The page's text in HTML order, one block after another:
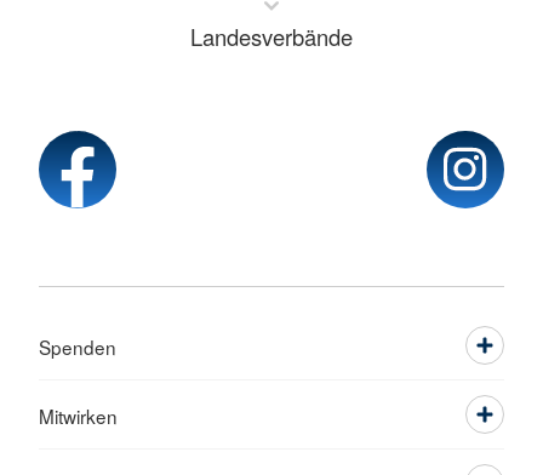
Landesverbände
Spenden
Mitwirken